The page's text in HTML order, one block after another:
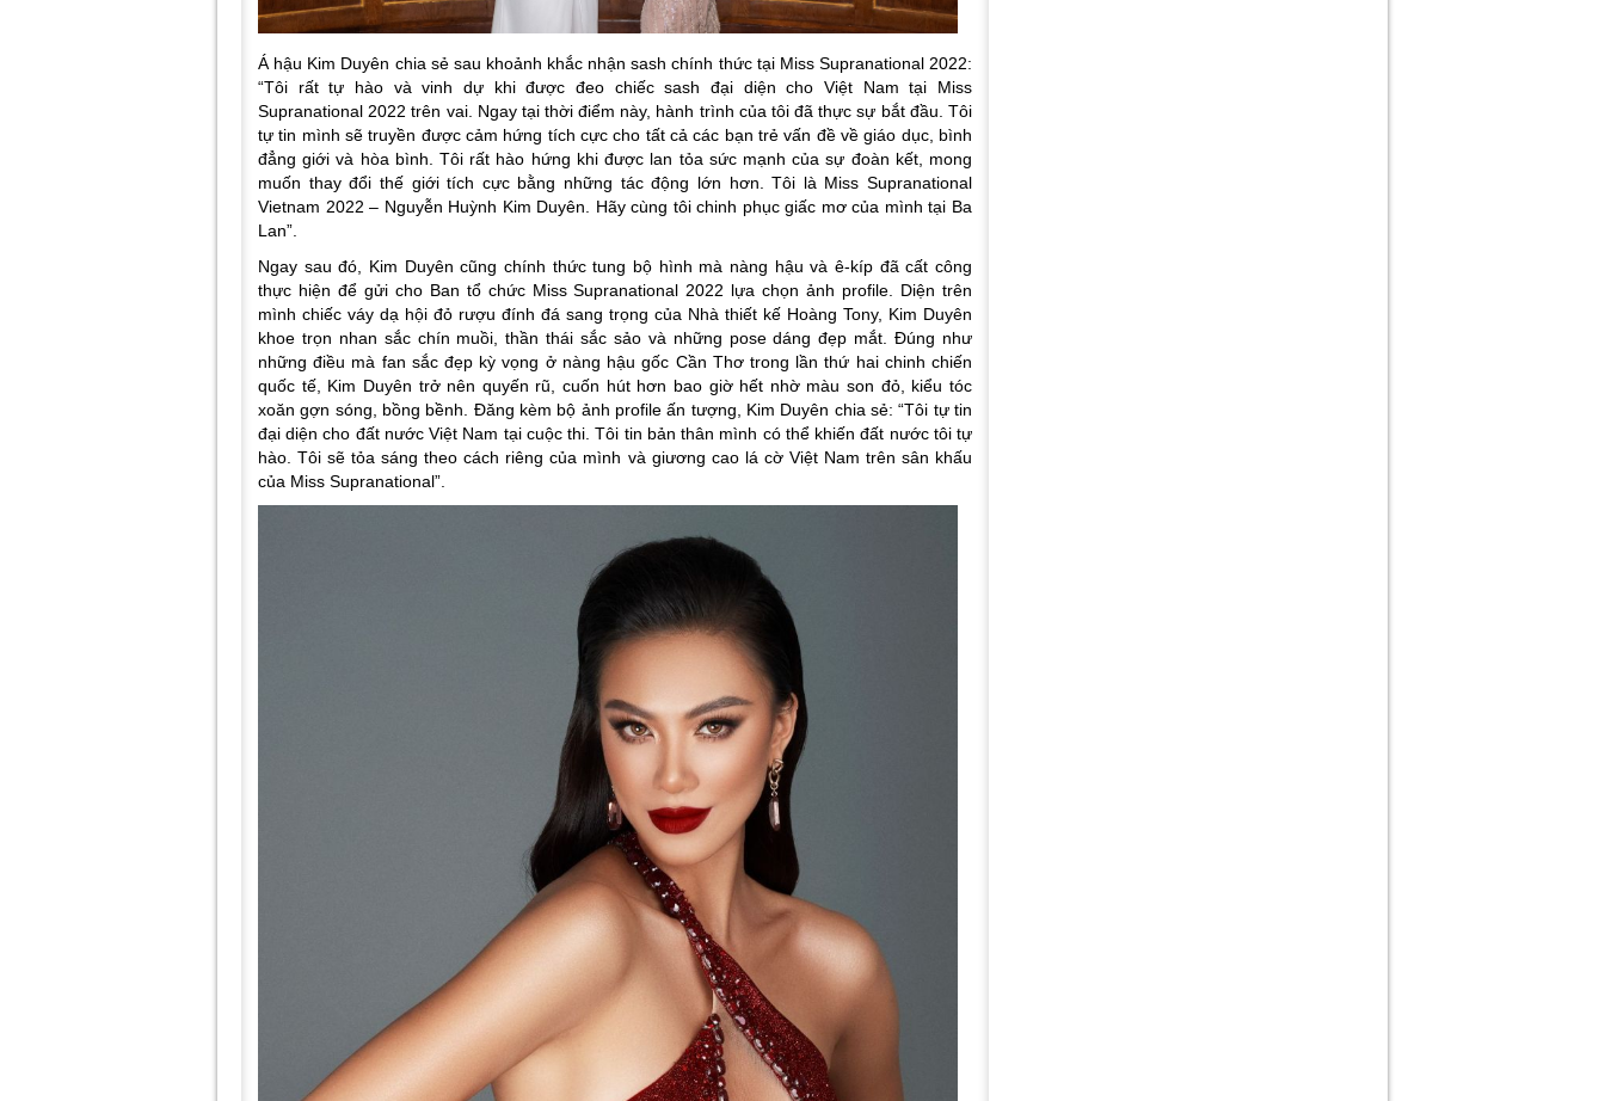
Á hậu Kim Duyên chia sẻ sau khoảnh khắc nhận sash chính thức tại Miss Supranational 2022:
“Tôi rất tự hào và vinh dự khi được đeo chiếc sash đại diện cho Việt Nam tại Miss
Supranational 2022 trên vai. Ngay tại thời điểm này, hành trình của tôi đã thực sự bắt đầu. Tôi
tự tin mình sẽ truyền được cảm hứng tích cực cho tất cả các bạn trẻ vấn đề về giáo dục, bình
đẳng giới và hòa bình. Tôi rất hào hứng khi được lan tỏa sức mạnh của sự đoàn kết, mong
muốn thay đổi thế giới tích cực bằng những tác động lớn hơn. Tôi là Miss Supranational
Vietnam 2022 – Nguyễn Huỳnh Kim Duyên. Hãy cùng tôi chinh phục giấc mơ của mình tại Ba
Lan”
Ngay sau đó, Kim Duyên cũng chính thức tung bộ hình mà nàng hậu và ê-kíp đã cất công
thực hiện để gửi cho Ban tổ chức Miss Supranational 2022 lựa chọn ảnh profile. Diện trên
mình chiếc váy dạ hội đỏ rượu đính đá sang trọng của Nhà thiết kế Hoàng Tony, Kim Duyên
khoe trọn nhan sắc chín muồi, thần thái sắc sảo và những pose dáng đẹp mắt. Đúng như
những điều mà fan sắc đẹp kỳ vọng ở nàng hậu gốc Cần Thơ trong lần thứ hai chinh chiến
quốc tế, Kim Duyên trở nên quyến rũ, cuốn hút hơn bao giờ hết nhờ màu son đỏ, kiểu tóc
xoăn gợn sóng, bồng bềnh. Đăng kèm bộ ảnh profile ấn tượng, Kim Duyên chia sẻ:“Tôi tự tin
đại diện cho đất nước Việt Nam tại cuộc thi. Tôi tin bản thân mình có thể khiến đất nước tôi tự
hào. Tôi sẽ tỏa sáng theo cách riêng của mình và giương cao lá cờ Việt Nam trên sân khấu
của Miss Supranational”.